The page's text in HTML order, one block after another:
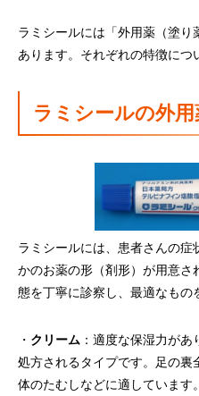
ラミシールには「外用薬（塗
あります。それぞれの特徴につ
ラミシールの外
ラミシールには、患者さんの
かのお薬の形（剤形）が用意さ
態を丁寧に診察し、最適なもの
・ クリーム ：適度な保湿力が
処方されるタイプです。足の裏
体のたむしなどに適しています。